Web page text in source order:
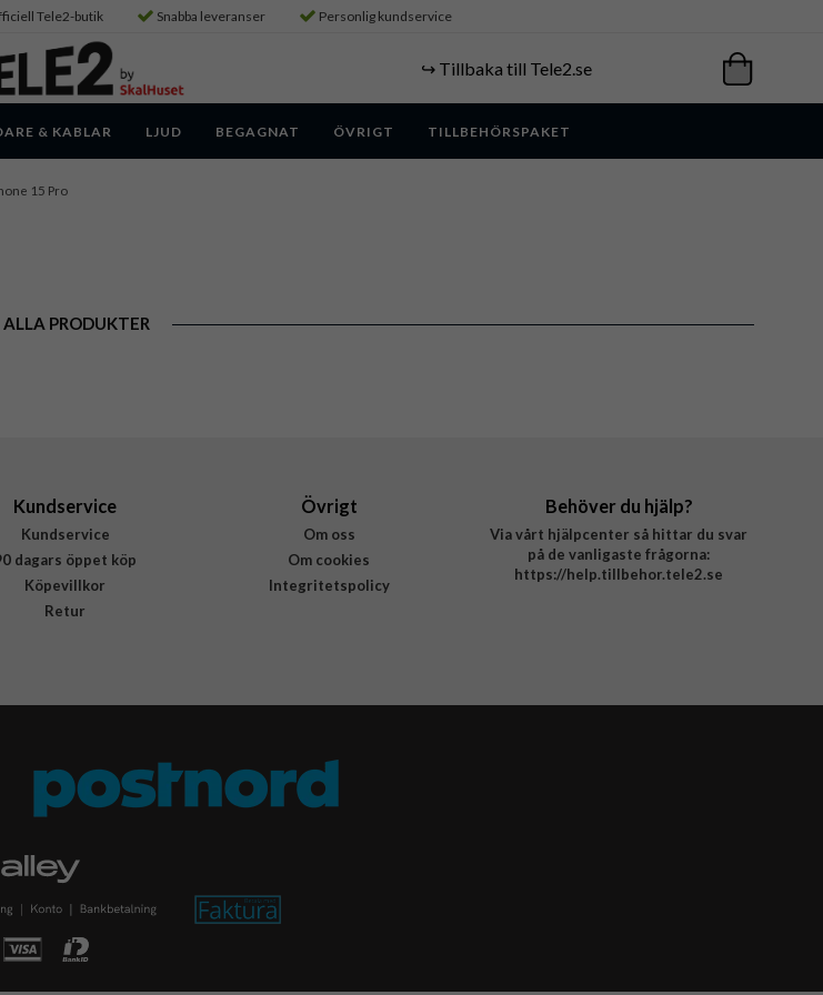
Tele2-butik Snabba leveranser Personlig kundservice
↪️ Tillbaka till Tele2.se
& KABLAR LJUD BEGAGNAT ÖVRIGT TILLBEHÖRSPAKET
15 Pro
ALLA PRODUKTER
Kundservice
Kundservice
dagars öppet köp
Köpevillkor
Retur
Övrigt
Om oss
Om cookies
Integritetspolicy
Behöver du hjälp?
Via vårt hjälpcenter så hittar du svar
på de vanligaste frågorna:
https://help.tillbehor.tele2.se